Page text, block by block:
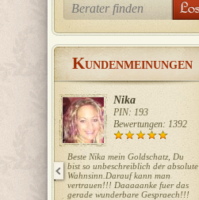
KUNDENMEINUNGEN
Nika
PIN: 193
Bewertungen: 1392
Beste Nika mein Goldschatz, Du
bist so unbeschreiblich der absolute
Wahnsinn.Darauf kann man
vertrauen!!! Daaaaanke fuer das
gerade wunderbare Gespraech!!!